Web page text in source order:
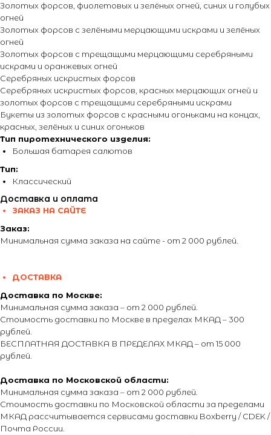
Золотых форсов, фиолетовых и зелёных огней, синих и голубых
огней
Золотых форсов с зелёными мерцающими искрами и зелёных
огней
Золотых форсов с трещащими мерцающими серебряными
искрами и оранжевых огней
Серебряных искристых форсов
Серебряных искристых форсов, красных мерцающих огней и
золотых форсов с трещащими серебряными искрами
Букеты из золотых форсов с красными огоньками на концах,
красных, зелёных и синих огоньков
Тип пиротехнического изделия:
Большая батарея салютов
Тип:
Классический
Доставка и оплата
ЗАКАЗ НА САЙТЕ
Заказ:
Минимальная сумма заказа на сайте - от 2 000 рублей.
ДОСТАВКА
Доставка по Москве:
Минимальная сумма заказа – от 2 000 рублей.
Стоимость доставки по Москве в пределах МКАД – 300
рублей.
БЕСПЛАТНАЯ ДОСТАВКА В ПРЕДЕЛАХ МКАД – от 15 000
рублей.
Доставка по Московской области:
Минимальная сумма заказа – от 2 000 рублей.
Стоимость доставки по Московской области за пределами
МКАД рассчитывается сервисами доставки Boxberry / CDEK /
Почта России.